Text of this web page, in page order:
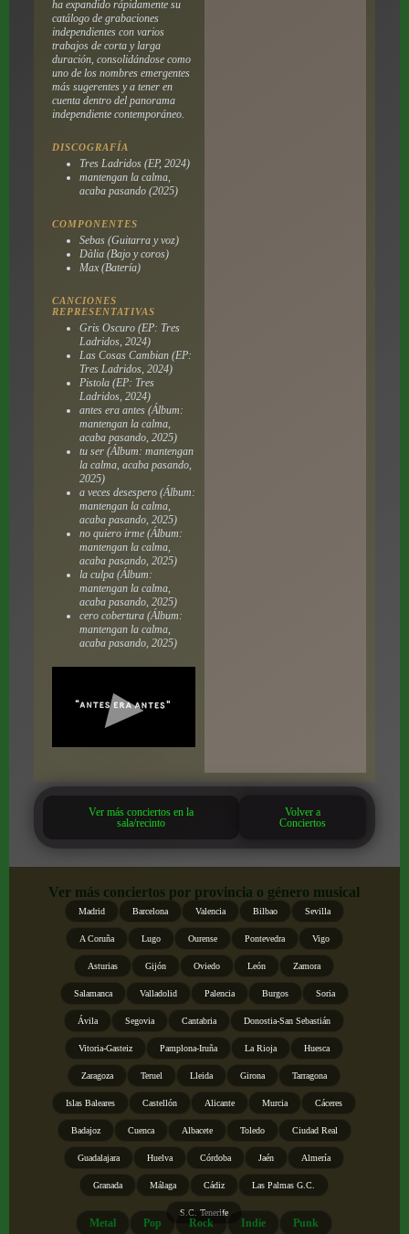
ha expandido rápidamente su
catálogo de grabaciones
independientes con varios
trabajos de corta y larga
duración, consolidándose como
uno de los nombres emergentes
más sugerentes y a tener en
cuenta dentro del panorama
independiente contemporáneo.
DISCOGRAFÍA
Tres Ladridos (EP, 2024)
mantengan la calma,
acaba pasando (2025)
COMPONENTES
Sebas (Guitarra y voz)
Dàlia (Bajo y coros)
Max (Batería)
CANCIONES
REPRESENTATIVAS
Gris Oscuro (EP: Tres
Ladridos, 2024)
Las Cosas Cambian (EP:
Tres Ladridos, 2024)
Pistola (EP: Tres
Ladridos, 2024)
antes era antes (Álbum:
mantengan la calma,
acaba pasando, 2025)
tu ser (Álbum: mantengan
la calma, acaba pasando,
2025)
a veces desespero (Álbum:
mantengan la calma,
acaba pasando, 2025)
no quiero irme (Álbum:
mantengan la calma,
acaba pasando, 2025)
la culpa (Álbum:
mantengan la calma,
acaba pasando, 2025)
cero cobertura (Álbum:
mantengan la calma,
acaba pasando, 2025)
Ver más conciertos en la
sala/recinto
Volver a
Conciertos
Ver más conciertos por provincia o género musical
Madrid Barcelona Valencia Bilbao Sevilla
A Coruña Lugo Ourense Pontevedra Vigo
Asturias Gijón Oviedo León Zamora
Salamanca Valladolid Palencia Burgos Soria
Ávila Segovia Cantabria Donostia-San Sebastián
Vitoria-Gasteiz Pamplona-Iruña La Rioja Huesca
Zaragoza Teruel Lleida Girona Tarragona
Islas Baleares Castellón Alicante Murcia Cáceres
Badajoz Cuenca Albacete Toledo Ciudad Real
Guadalajara Huelva Córdoba Jaén Almería
Granada Málaga Cádiz Las Palmas G.C.
S.C. Tenerife
Metal Pop Rock Indie Punk